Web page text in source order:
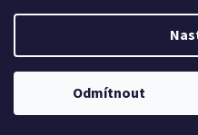
Odmítnout
Upravit